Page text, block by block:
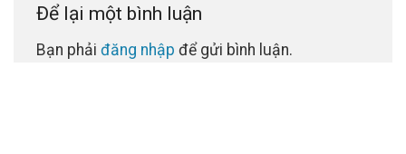
Để lại một bình luận
Bạn phải đăng nhập để gửi bình luận.